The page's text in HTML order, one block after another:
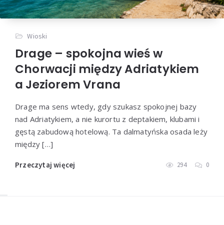
Wioski
Drage – spokojna wieś w
Chorwacji między Adriatykiem
a Jeziorem Vrana
Drage ma sens wtedy, gdy szukasz spokojnej bazy
nad Adriatykiem, a nie kurortu z deptakiem, klubami i
gęstą zabudową hotelową. Ta dalmatyńska osada leży
między […]
Przeczytaj więcej 294 0